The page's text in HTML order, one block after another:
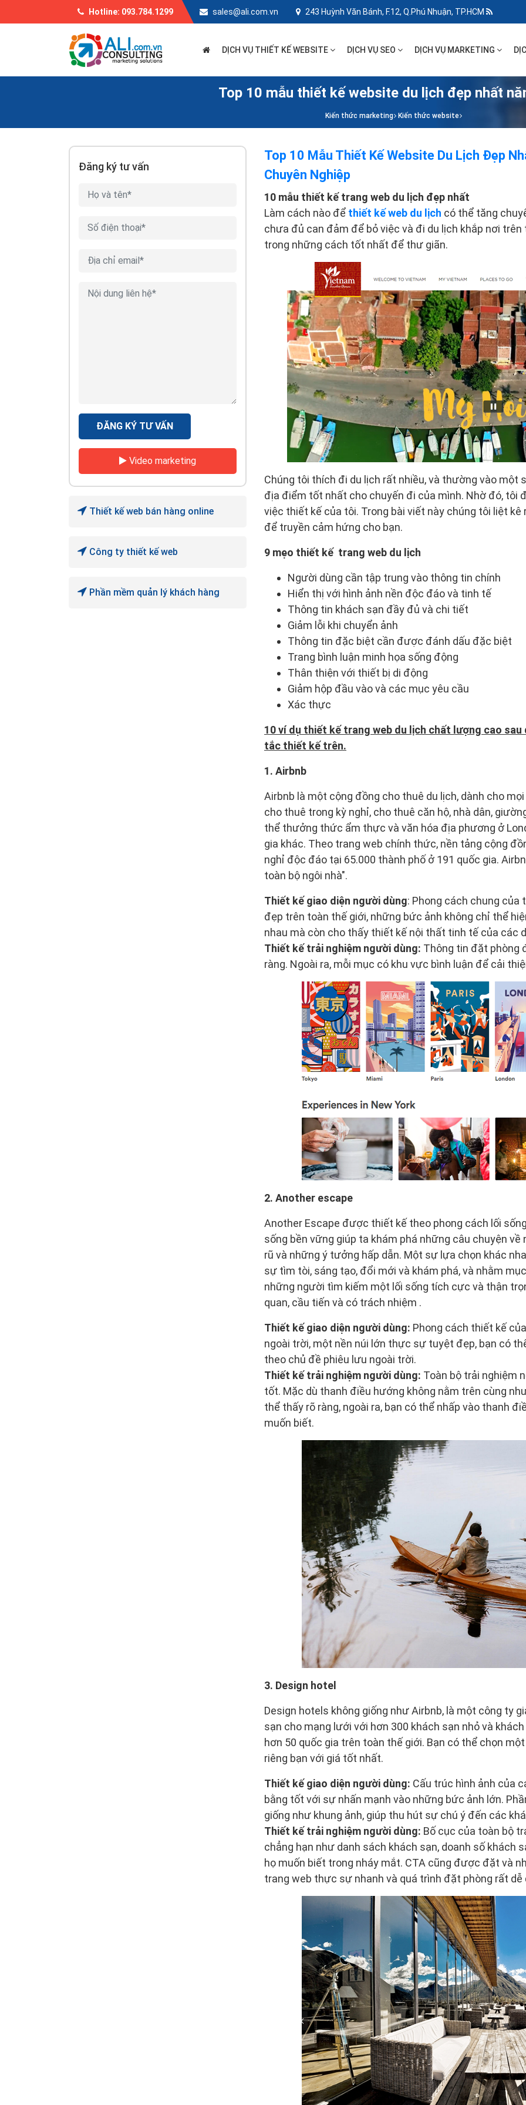
Hotline: 093.784.1299 sales@ali.com.vn 243 Huỳnh Văn Bánh, F.12, Q.Phú Nhuận, TP.HCM
DỊCH VỤ THIẾT KẾ WEBSITE DỊCH VỤ SEO DỊCH VỤ MARKETING
Top 10 mẫu thiết kế website du lịch đẹp nhất
Kiến thức marketing Kiến thức website
Đăng ký tư vấn
ĐĂNG KÝ TƯ VẤN
Video marketing
Thiết kế web bán hàng online
Công ty thiết kế web
Phần mềm quản lý khách hàng
Top 10 Mẫu Thiết Kế Website Du Lịch Đẹp
Chuyên Nghiệp
10 mẫu thiết kế trang web du lịch đẹp nhất
Làm cách nào để thiết kế web du lịch có thể tăng
chưa đủ can đảm để bỏ việc và đi du lịch khắp nơi
trong những cách tốt nhất để thư giãn.
Chúng tôi thích đi du lịch rất nhiều, và thường vào một
địa điểm tốt nhất cho chuyến đi của mình. Nhờ đó, tôi
việc thiết kế của tôi. Trong bài viết này chúng tôi liệt kê
để truyền cảm hứng cho bạn.
9 mẹo thiết kế trang web du lịch
Người dùng cần tập trung vào thông tin chính
Hiển thị với hình ảnh nền độc đáo và tinh tế
Thông tin khách sạn đầy đủ và chi tiết
Giảm lỗi khi chuyển ảnh
Thông tin đặc biệt cần được đánh dấu đặc biệt
Trang bình luận minh họa sống động
Thân thiện với thiết bị di động
Giảm hộp đầu vào và các mục yêu cầu
Xác thực
10 ví dụ thiết kế trang web du lịch chất lượng cao
tắc thiết kế trên.
1. Airbnb
Airbnb là một cộng đồng cho thuê du lịch, dành cho
cho thuê trong kỳ nghỉ, cho thuê căn hộ, nhà dân,
thể thưởng thức ẩm thực và văn hóa địa phương ở
gia khác. Theo trang web chính thức, nền tảng cộng
nghỉ độc đáo tại 65.000 thành phố ở 191 quốc gia.
toàn bộ ngôi nhà".
Thiết kế giao diện người dùng: Phong cách chung của
đẹp trên toàn thế giới, những bức ảnh không chỉ thể
nhau mà còn cho thấy thiết kế nội thất tinh tế của các
Thiết kế trải nghiệm người dùng: Thông tin đặt phòng
ràng. Ngoài ra, mỗi mục có khu vực bình luận để cải
2. Another escape
Another Escape được thiết kế theo phong cách lối
sống bền vững giúp ta khám phá những câu chuyện
rũ và những ý tưởng hấp dẫn. Một sự lựa chọn khác
sự tìm tòi, sáng tạo, đổi mới và khám phá, và nhằm
những người tìm kiếm một lối sống tích cực và thận
quan, cầu tiến và có trách nhiệm .
Thiết kế giao diện người dùng: Phong cách thiết kế
ngoài trời, một nền núi lớn thực sự tuyệt đẹp, bạn có
theo chủ đề phiêu lưu ngoài trời.
Thiết kế trải nghiệm người dùng: Toàn bộ trải nghiệm
tốt. Mặc dù thanh điều hướng không nằm trên cùng
thể thấy rõ ràng, ngoài ra, bạn có thể nhấp vào thanh
muốn biết.
3. Design hotel
Design hotels không giống như Airbnb, là một công ty
sạn cho mạng lưới với hơn 300 khách sạn nhỏ và
hơn 50 quốc gia trên toàn thế giới. Bạn có thể chọn
riêng bạn với giá tốt nhất.
Thiết kế giao diện người dùng: Cấu trúc hình ảnh của
bằng tốt với sự nhấn mạnh vào những bức ảnh lớn.
giống như khung ảnh, giúp thu hút sự chú ý đến các
Thiết kế trải nghiệm người dùng: Bố cục của toàn bộ
chẳng hạn như danh sách khách sạn, doanh số khách
họ muốn biết trong nháy mắt. CTA cũng được đặt và
trang web thực sự nhanh và quá trình đặt phòng rất dễ